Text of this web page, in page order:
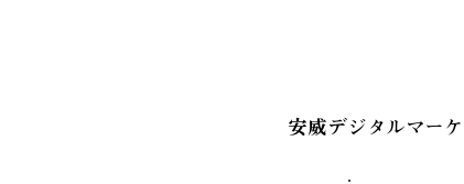
安威デジタルマー